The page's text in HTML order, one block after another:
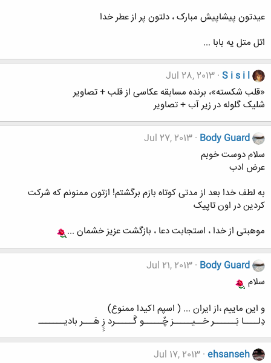
عیدتون پیشاپیش مبارک ، دلتون پر از عطر خدا
اتل متل یه بابا ...
S i s i l
Jul 28, 2013
«قلب شکسته»، برنده مسابقه عکاسی از قلب + تصاویر
شلیک گلوله در زیر آب + تصاویر
Body Guard
Jul 27, 2013
سلام دوست خوبم
عرض ادب
به لطف خدا بعد از مدتی کوتاه بازم برگشتم! ازتون ممنونم که شرکت
کردین در اون تاپیک
موهبتی از خدا ، استجابت دعا ، بازگشت عزیز خشمان ...
Body Guard
Jul 21, 2013
سلام
و این ماییم ،از ایران ... ( اسپم اکیدا ممنوع)
دِلــــا بَــــــر خــیـــــز چٌـــــو گَـــــرد زِِِ هَـــر بادیـــــــ
ehsanseh
Jul 17, 2013